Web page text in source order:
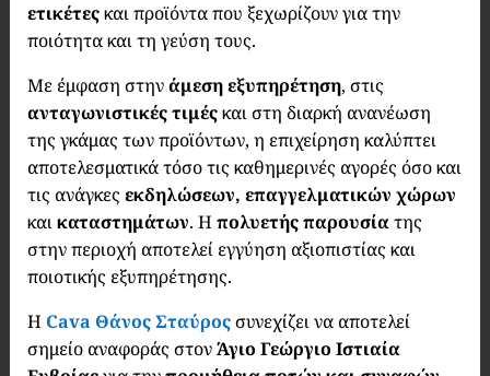
ετικέτεςκαι προϊόντα που ξεχωρίζουν για την
ποιότητα και τη γεύση τους.
Με έμφαση στηνάμεση εξυπηρέτηση, στις
ανταγωνιστικές τιμέςκαι στη διαρκή ανανέωση
της γκάμας των προϊόντων, η επιχείρηση καλύπτει
αποτελεσματικά τόσο τις καθημερινές αγορές όσο και
τις ανάγκες εκδηλώσεων, επαγγελματικών χώρων
καικαταστημάτων. Η πολυετής παρουσίατης
στην περιοχή αποτελεί εγγύηση αξιοπιστίας και
ποιοτικής εξυπηρέτησης.
Η Cava Θάνος Σταύροςσυνεχίζει να αποτελεί
σημείο αναφοράς στονΆγιο Γεώργιο Ιστιαία